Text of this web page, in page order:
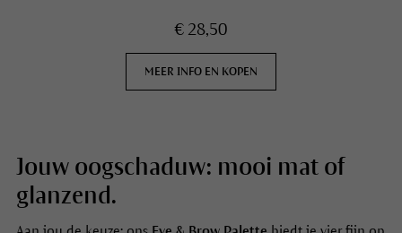
€ 28,50
MEER INFO EN KOPEN
Jouw oogschaduw: mooi mat of
glanzend.